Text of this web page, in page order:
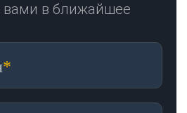
в ближайшее
*